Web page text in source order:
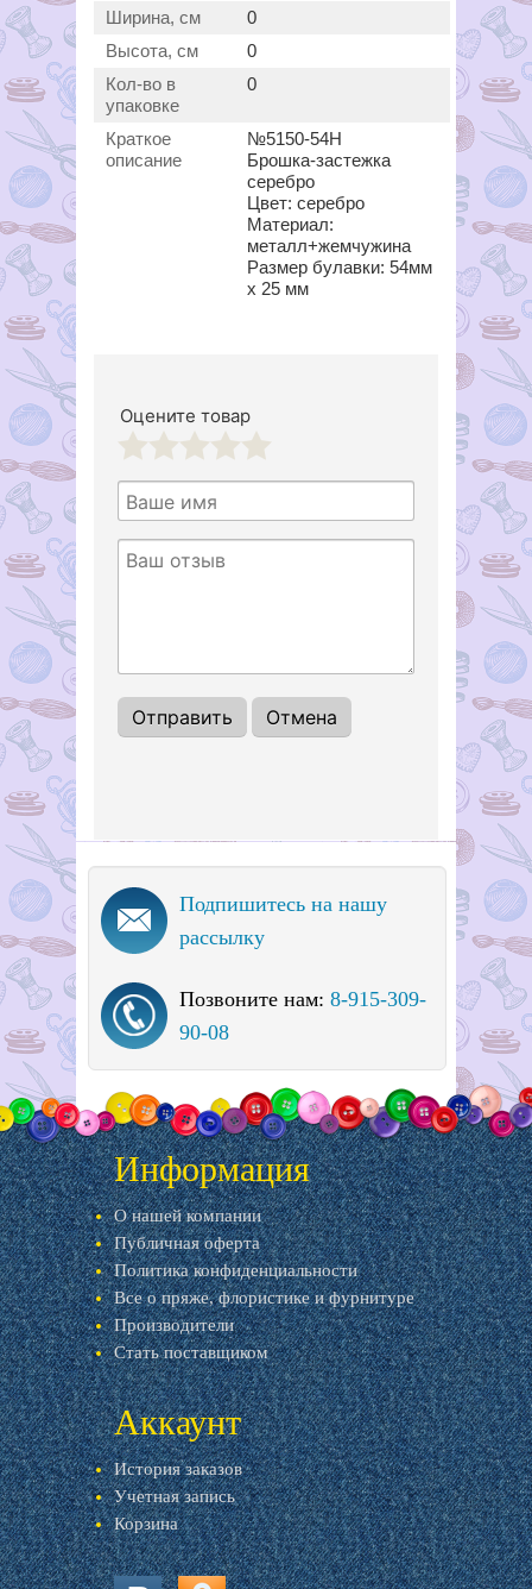
Ширина, см
0
Высота, см
0
Кол-во в
упаковке
0
Краткое
описание
№5150-54Н
Брошка-застежка
серебро
Цвет: серебро
Материал:
металл+жемчужина
Размер булавки: 54мм
х 25 мм
Оцените товар
Подпишитесь на нашу
рассылку
Позвоните нам: 8-915-309-
90-08
Информация
О нашей компании
Публичная оферта
Политика конфиденциальности
Все о пряже, флористике и фурнитуре
Производители
Стать поставщиком
Аккаунт
История заказов
Учетная запись
Корзина